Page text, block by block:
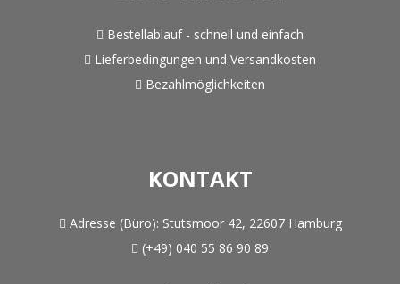
Bestellablauf - schnell und einfach
Lieferbedingungen und Versandkosten
Bezahlmöglichkeiten
KONTAKT
Adresse (Büro): Stutsmoor 42, 22607 Hamburg
(+49) 040 55 86 90 89